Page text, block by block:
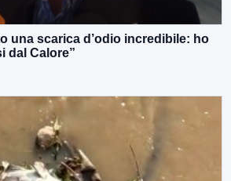
una scarica d’odio incredibile: ho
dal Calore”